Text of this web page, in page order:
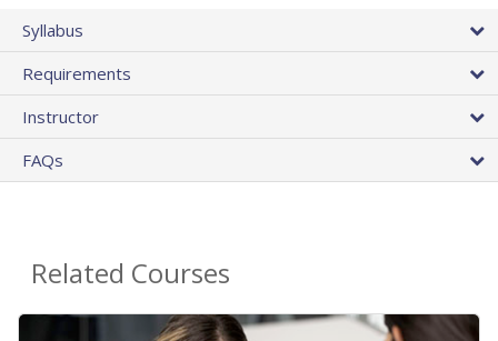
Syllabus
Requirements
Instructor
FAQs
Related Courses